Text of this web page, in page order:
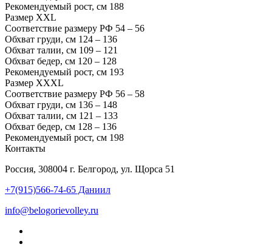
Рекомендуемый рост, см 188
Размер XXL
Соответствие размеру РФ 54 – 56
Обхват груди, см 124 – 136
Обхват талии, см 109 – 121
Обхват бедер, см 120 – 128
Рекомендуемый рост, см 193
Размер XXXL
Соответствие размеру РФ 56 – 58
Обхват груди, см 136 – 148
Обхват талии, см 121 – 133
Обхват бедер, см 128 – 136
Рекомендуемый рост, см 198
Контакты
Россия, 308004 г. Белгород, ул. Щорса 51
+7(915)566-74-65 Даниил
info@belogorievolley.ru